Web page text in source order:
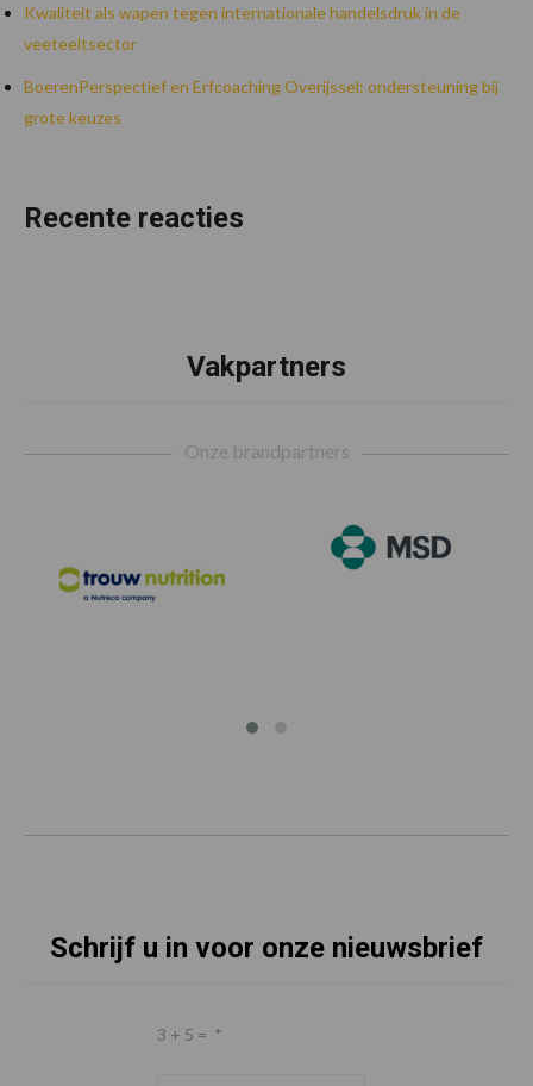
Kwaliteit als wapen tegen internationale handelsdruk in de
veeteeltsector
BoerenPerspectief en Erfcoaching Overijssel: ondersteuning bij
grote keuzes
Recente reacties
Vakpartners
Onze brandpartners
Schrijf u in voor onze nieuwsbrief
3 + 5 = *